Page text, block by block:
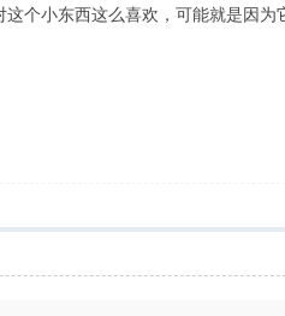
个小东西这么喜欢，可能就是因为